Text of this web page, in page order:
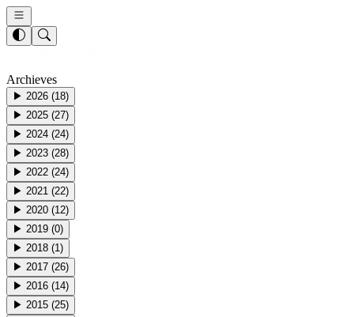
Archieves
▶ 2026 (18)
▶ 2025 (27)
▶ 2024 (24)
▶ 2023 (28)
▶ 2022 (24)
▶ 2021 (22)
▶ 2020 (12)
▶ 2019 (0)
▶ 2018 (1)
▶ 2017 (26)
▶ 2016 (14)
▶ 2015 (25)